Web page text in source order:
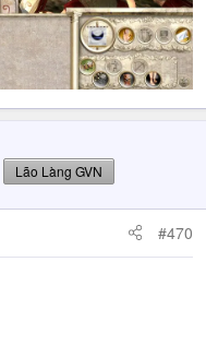
Lão Làng GVN
#470